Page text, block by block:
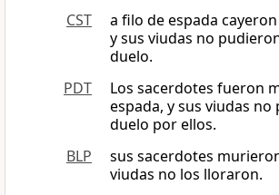
CST
a filo de espada
y sus viudas no
duelo.
PDT
Los sacerdotes fueron
espada, y sus viudas
duelo por ellos.
BLP
sus sacerdotes
viudas no los lloraron.